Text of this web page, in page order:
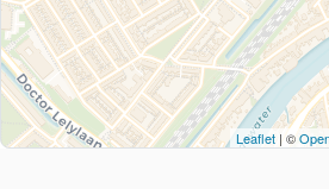
Leaflet | ©